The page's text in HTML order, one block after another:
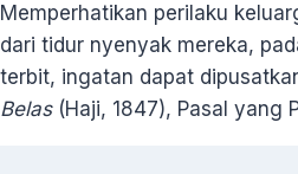
Memperhatikan perilaku
dari tidur nyenyak mereka,
terbit, ingatan dapat
Belas(Haji, 1847), Pasal yang